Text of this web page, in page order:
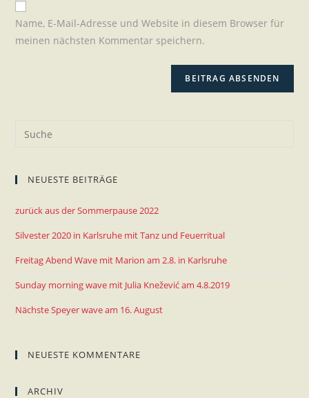
Name, E-Mail-Adresse und Website in diesem Browser für
meinen nächsten Kommentar speichern.
NEUESTE BEITRÄGE
zurück aus der Sommerpause 2022
Silvester 2020 in Karlsruhe mit Tanz und Feuerritual
Freitag Abend Wave mit Marion am 2.8. in Karlsruhe
Sunday morning wave mit Julia Knežević am 4.8.2019
Nächste Speyer wave am 16. August
NEUESTE KOMMENTARE
ARCHIV